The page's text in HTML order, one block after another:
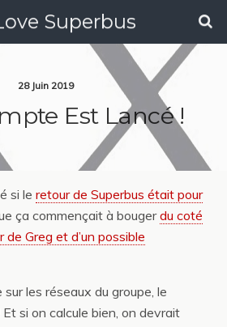
Superbus
28 Juin 2019
Est Lancé !
si le retour de Superbus était pour
ça commençait à bougerdu coté
de Greg et d’un possible
les réseaux du groupe, le
si on calcule bien, on devrait